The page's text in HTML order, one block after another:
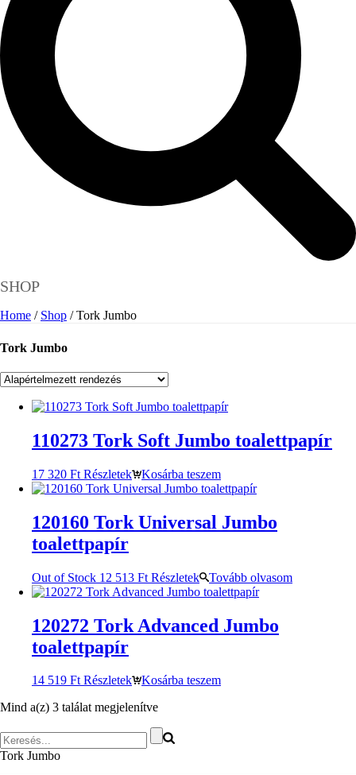
SHOP
Home / Shop /Tork Jumbo
Tork Jumbo
110273 Tork Soft Jumbo toalettpapír
17 320 Ft Részletek Kosárba teszem
120160 Tork Universal Jumbo
toalettpapír
Out of Stock 12 513 Ft Részletek Tovább olvasom
120272 Tork Advanced Jumbo
toalettpapír
14 519 Ft Részletek
Kosárba teszem
Mind a(z) 3 találat megjelenítve
Tork Jumbo